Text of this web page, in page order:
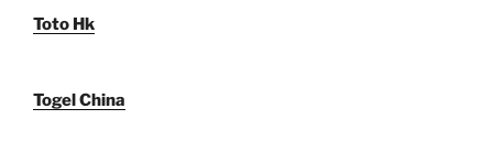
Toto Hk
Togel China